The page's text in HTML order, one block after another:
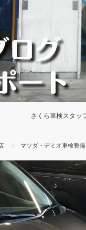
さくら車検スタッ
マツダ・デミオ車検整備